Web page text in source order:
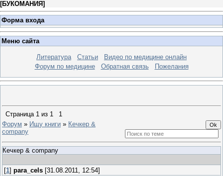
[БУКОМАНИЯ]
Форма входа
Меню сайта
Литература Статьи
Видео по медицине онлайн
Форум по медицине
Обратная связь Пожелания
Страница 1 из 1
1
Форум » Ищу книги » Кечкер &
company
Кечкер & company
[1] para_cels [31.08.2011, 12:54]